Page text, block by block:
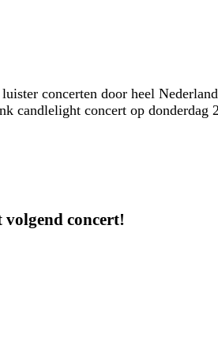
concerten door heel
candlelight concert op
concert!